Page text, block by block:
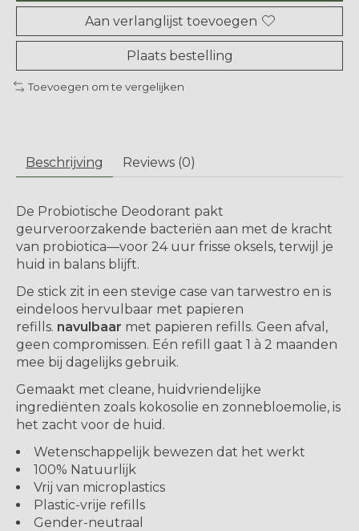
Aan verlanglijst toevoegen
Plaats bestelling
Toevoegen om te vergelijken
Beschrijving Reviews (0)
De Probiotische Deodorant pakt
geurveroorzakende bacteriën aan met de kracht
van probiotica—voor 24 uur frisse oksels, terwijl je
huid in balans blijft.
De stick zit in een stevige case van tarwestro en is
eindeloos hervulbaar met papieren
refills. navulbaar met papieren refills. Geen afval,
geen compromissen. Eén refill gaat 1 à 2 maanden
mee bij dagelijks gebruik.
Gemaakt met cleane, huidvriendelijke
ingrediënten zoals kokosolie en zonnebloemolie, is
het zacht voor de huid.
Wetenschappelijk bewezen dat het werkt
100% Natuurlijk
Vrij van microplastics
Plastic-vrije refills
Gender-neutraal